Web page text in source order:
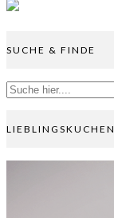
SUCHE & FINDE
LIEBLINGSKUCHEN